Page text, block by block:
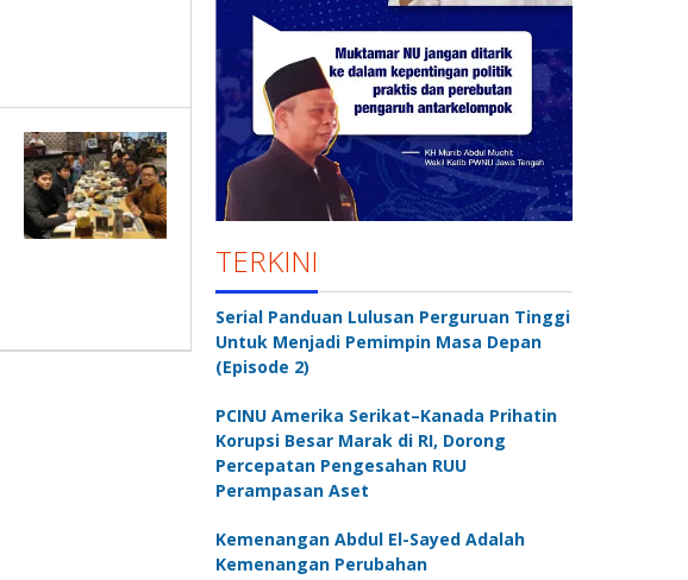
TERKINI
Serial Panduan Lulusan Perguruan Tinggi
Untuk Menjadi Pemimpin Masa Depan
(Episode 2)
PCINU Amerika Serikat–Kanada Prihatin
Korupsi Besar Marak di RI, Dorong
Percepatan Pengesahan RUU
Perampasan Aset
Kemenangan Abdul El-Sayed Adalah
Kemenangan Perubahan